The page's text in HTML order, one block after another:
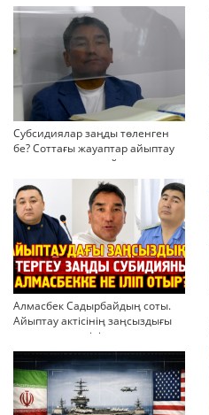
Субсидиялар заңды төленген
бе? Соттағы жауаптар айыптау
тұжырымдарын қайта қарауға
негіз бола ала ма?
Алмасбек Садырбайдың соты.
Айыптау актісінің заңсыздығы
мен қолдан өсірілген
миллиондар